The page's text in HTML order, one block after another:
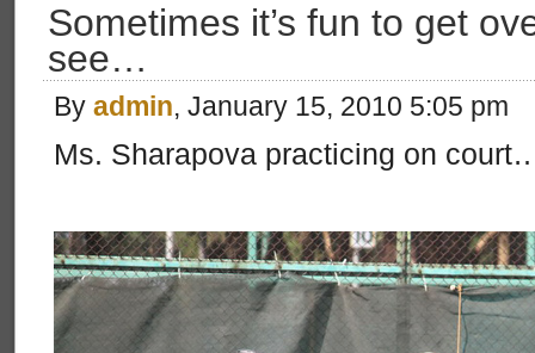
Sometimes it’s fun to get
see…
By admin, January 15, 2010 5:05 pm
Ms. Sharapova practicing on